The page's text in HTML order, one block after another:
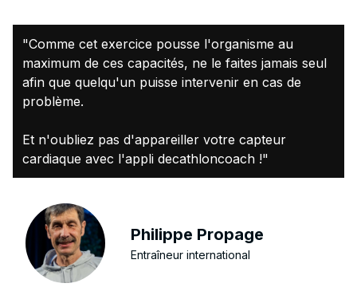
"Comme cet exercice pousse l'organisme au
maximum de ces capacités, ne le faites jamais seul
afin que quelqu'un puisse intervenir en cas de
problème.
Et n'oubliez pas d'appareiller votre capteur
cardiaque avec l'appli decathloncoach !"
Philippe Propage
Entraîneur international